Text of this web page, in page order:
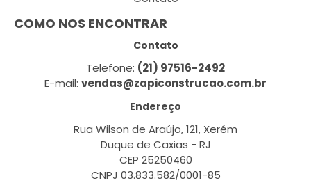
COMO NOS ENCONTRAR
Contato
Telefone: (21) 97516-2492
E-mail: vendas@zapiconstrucao.com.br
Endereço
Rua Wilson de Araújo, 121, Xerém
Duque de Caxias - RJ
CEP 25250460
CNPJ 03.833.582/0001-85